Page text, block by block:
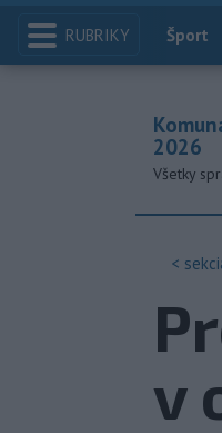
RUBRIKY Index
Šport
2026
Všetky
<
v